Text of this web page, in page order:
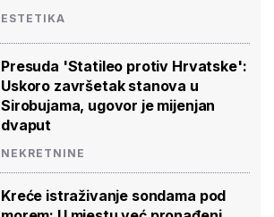
ESTETIKA
Presuda 'Statileo protiv Hrvatske':
Uskoro završetak stanova u
Sirobujama, ugovor je mijenjan
dvaput
NEKRETNINE
Kreće istraživanje sondama pod